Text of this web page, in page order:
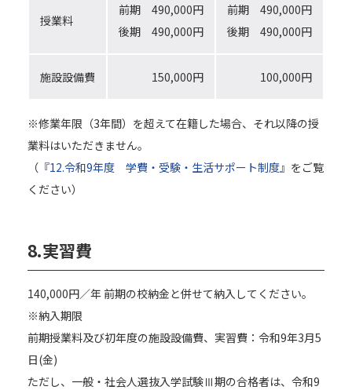
授業料
前期 490,000円
後期 490,000円
前期 490,000円
後期 490,000円
施設設備費 150,000円 100,000円
※修業年限（3年間）を超えて在籍した場合、それ以降の授
業料はいただきません。
（ 『12.令和9年度 学費・受験・生活サポート制度』 をご覧
ください）
8.実習費
140,000円／年 前期の校納金と併せて納入してください。
※納入期限
前期授業料及び初年度の施設設備費、実習費：令和9年3月5
日(金)
ただし、一般・社会人選抜入学試験Ⅲ期の合格者は、令和9